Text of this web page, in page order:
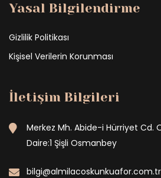
Yasal Bilgilendirme
Gizlilik Politikası
Kişisel Verilerin Korunması
İletişim Bilgileri
Merkez Mh. Abide-i Hürriyet Cd.
Daire:1 Şişli Osmanbey
bilgi@almilacoskunkuafor.com.tr